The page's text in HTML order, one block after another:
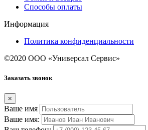
Способы оплаты
Информация
Политика конфиденциальности
©2020 ООО «Универсал Сервис»
Заказать звонок
×
Ваше имя
Ваше имя: